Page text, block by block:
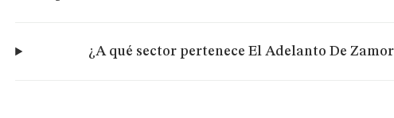
¿A qué sector pertenece El Adelanto De